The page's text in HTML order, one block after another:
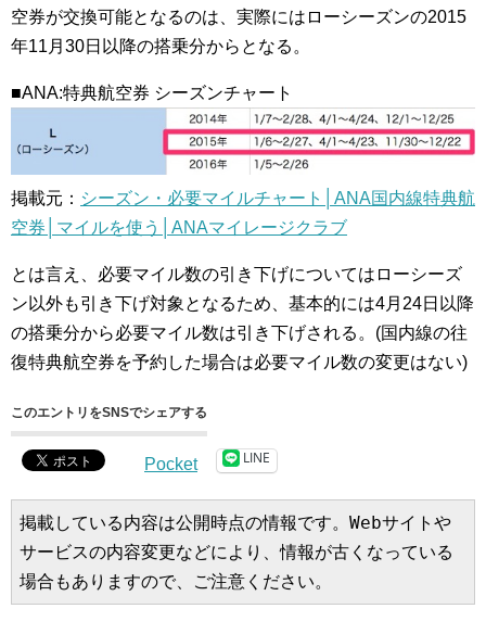
空券が交換可能となるのは、実際にはローシーズンの2015
年11月30日以降の搭乗分からとなる。
■ANA:特典航空券 シーズンチャート
掲載元： シーズン・必要マイルチャート│ANA国内線特典航
空券│マイルを使う│ANAマイレージクラブ
とは言え、必要マイル数の引き下げについてはローシーズ
ン以外も引き下げ対象となるため、基本的には4月24日以降
の搭乗分から必要マイル数は引き下げされる。(国内線の往
復特典航空券を予約した場合は必要マイル数の変更はない)
このエントリをSNSでシェアする
Pocket LINE
掲載している内容は公開時点の情報です。Webサイトや
サービスの内容変更などにより、情報が古くなっている
場合もありますので、ご注意ください。